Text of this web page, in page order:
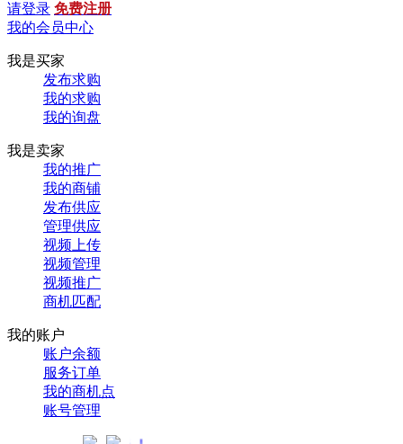
请登录 免费注册
我的会员中心
我是买家
发布求购
我的求购
我的询盘
我是卖家
我的推广
我的商铺
发布供应
管理供应
视频上传
视频管理
视频推广
商机匹配
我的账户
账户余额
服务订单
我的商机点
账号管理